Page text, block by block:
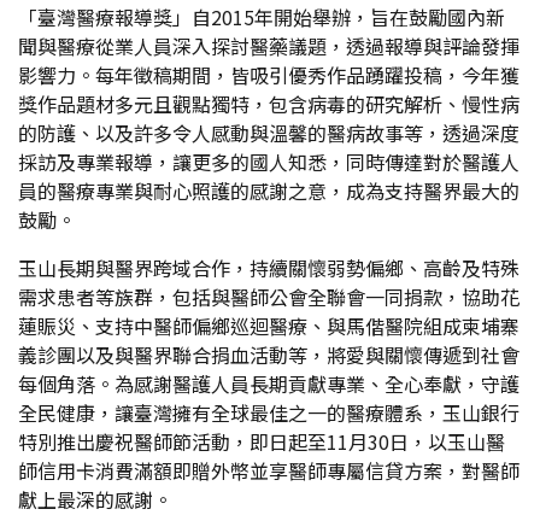
「臺灣醫療報導獎」自2015年開始舉辦，旨在鼓勵國內新
聞與醫療從業人員深入探討醫藥議題，透過報導與評論發揮
影響力。每年徵稿期間，皆吸引優秀作品踴躍投稿，今年獲
獎作品題材多元且觀點獨特，包含病毒的研究解析、慢性病
的防護、以及許多令人感動與溫馨的醫病故事等，透過深度
採訪及專業報導，讓更多的國人知悉，同時傳達對於醫護人
員的醫療專業與耐心照護的感謝之意，成為支持醫界最大的
鼓勵。
玉山長期與醫界跨域合作，持續關懷弱勢偏鄉、高齡及特殊
需求患者等族群，包括與醫師公會全聯會一同捐款，協助花
蓮賑災、支持中醫師偏鄉巡迴醫療、與馬偕醫院組成柬埔寨
義診團以及與醫界聯合捐血活動等，將愛與關懷傳遞到社會
每個角落。為感謝醫護人員長期貢獻專業、全心奉獻，守護
全民健康，讓臺灣擁有全球最佳之一的醫療體系，玉山銀行
特別推出慶祝醫師節活動，即日起至11月30日，以玉山醫
師信用卡消費滿額即贈外幣並享醫師專屬信貸方案，對醫師
獻上最深的感謝。